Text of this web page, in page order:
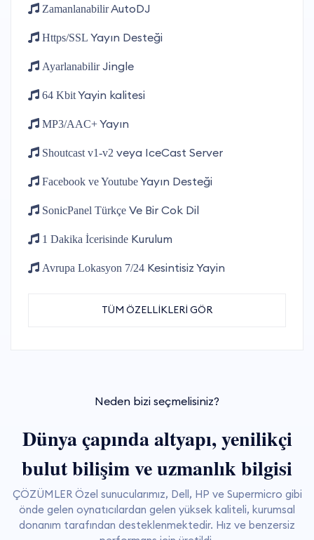
ZamanlanabilirAutoDJ
Https/SSL Yayın Desteği
AyarlanabilirJingle
64 KbitYayin kalitesi
MP3/AAC+Yayın
Shoutcast v1-v2 veya IceCast Server
Facebook ve YoutubeYayın Desteği
SonicPanel Türkçe Ve Bir Cok Dil
1 Dakika İcerisinde Kurulum
Avrupa Lokasyon 7/24 Kesintisiz Yayin
TÜM ÖZELLİKLERİ GÖR
Neden bizi seçmelisiniz?
Dünya çapında altyapı, yenilikçi
bulut bilişim ve uzmanlık bilgisi
ÇÖZÜMLER Özel sunucularımız, Dell, HP ve Supermicro gibi
önde gelen oynatıcılardan gelen yüksek kaliteli, kurumsal
donanım tarafından desteklenmektedir. Hız ve benzersiz